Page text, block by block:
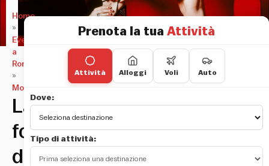
Home
»
Eventi
a
Roma
»
Mostre
La
fotografia
di
Prenota la tua Attività
Attività Alloggi Voli Auto
Dove:
Tipo di attività: